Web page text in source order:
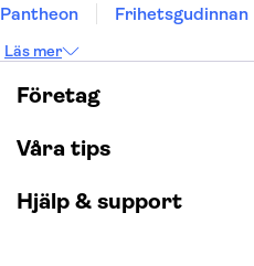
Pantheon
Frihetsgudinnan
Burj Khalifa
Keukenhof
Saltgruvan i Wieliczka
London Dungeon
Läs mer
Företag
Våra tips
Hjälp & support